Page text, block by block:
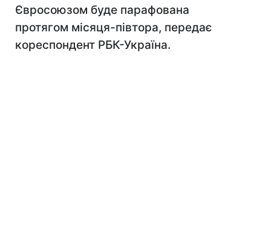
Євросоюзом буде парафована
протягом місяця-півтора, передає
кореспондент РБК-Україна.